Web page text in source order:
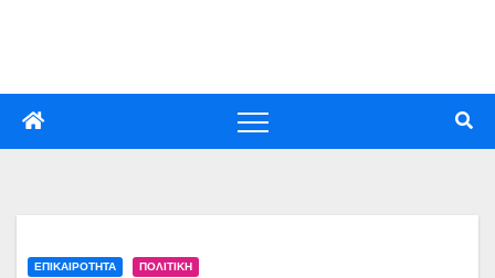
ΕΠΙΚΑΙΡΟΤΗΤΑ ΠΟΛΙΤΙΚΗ